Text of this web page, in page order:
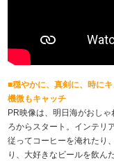
■穏やかに、真剣に、時に
機微もキャッチ
PR映像は、明日海がおし
ろからスタート。インテリ
従ってコーヒーを淹れたり
り、大好きなビールを飲ん